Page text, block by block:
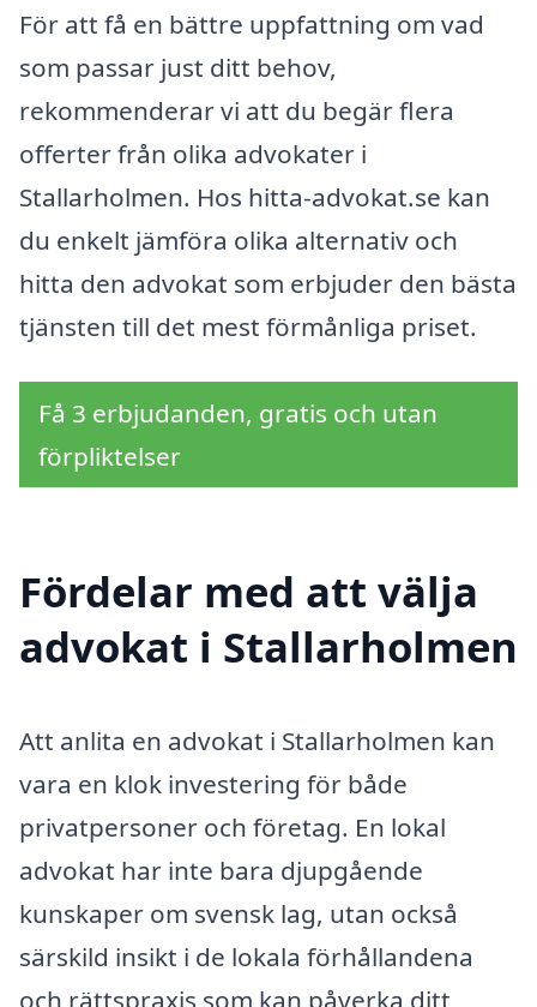
För att få en bättre uppfattning om vad
som passar just ditt behov,
rekommenderar vi att du begär flera
offerter från olika advokater i
Stallarholmen. Hos hitta-advokat.se kan
du enkelt jämföra olika alternativ och
hitta den advokat som erbjuder den bästa
tjänsten till det mest förmånliga priset.
Få 3 erbjudanden, gratis och utan
förpliktelser
Fördelar med att välja
advokat i Stallarholmen
Att anlita en advokat i Stallarholmen kan
vara en klok investering för både
privatpersoner och företag. En lokal
advokat har inte bara djupgående
kunskaper om svensk lag, utan också
särskild insikt i de lokala förhållandena
och rättspraxis som kan påverka ditt